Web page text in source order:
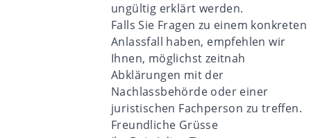
ungültig erklärt werden.
Falls Sie Fragen zu einem konkreten
Anlassfall haben, empfehlen wir
Ihnen, möglichst zeitnah
Abklärungen mit der
Nachlassbehörde oder einer
juristischen Fachperson zu treffen.
Freundliche Grüsse